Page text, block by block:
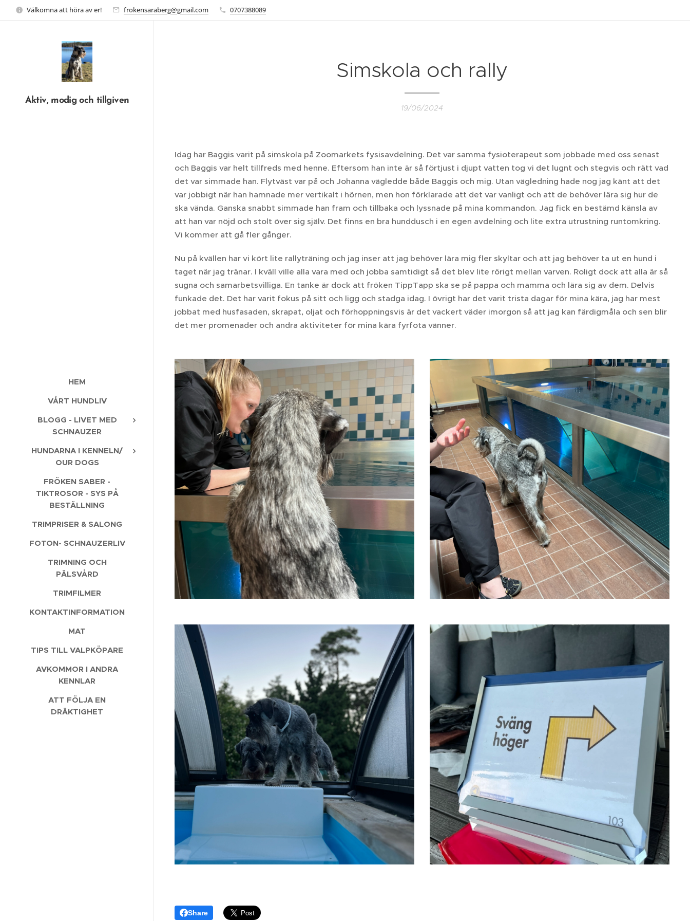
Välkomna att höra av er! frokensaraberg@gmail.com 0707388089
Aktiv, modig och tillgiven
HEM
VÅRT HUNDLIV
BLOGG - LIVET MED
SCHNAUZER
HUNDARNA I KENNELN/
OUR DOGS
FRÖKEN SABER -
TIKTROSOR - SYS PÅ
BESTÄLLNING
TRIMPRISER & SALONG
FOTON- SCHNAUZERLIV
TRIMNING OCH
PÄLSVÅRD
TRIMFILMER
KONTAKTINFORMATION
MAT
TIPS TILL VALPKÖPARE
AVKOMMOR I ANDRA
KENNLAR
ATT FÖLJA EN
DRÄKTIGHET
Simskola och rally
19/06/2024
Idag har Baggis varit på simskola på Zoomarkets fysisavdelning. Det var samma fysioterapeut som jobbade med oss senast
och Baggis var helt tillfreds med henne. Eftersom han inte är så förtjust i djupt vatten tog vi det lugnt och stegvis och rätt vad
det var simmade han. Flytväst var på och Johanna vägledde både Baggis och mig. Utan vägledning hade nog jag känt att det
var jobbigt när han hamnade mer vertikalt i hörnen, men hon förklarade att det var vanligt och att de behöver lära sig hur de
ska vända. Ganska snabbt simmade han fram och tillbaka och lyssnade på mina kommandon. Jag fick en bestämd känsla av
att han var nöjd och stolt över sig själv. Det finns en bra hunddusch i en egen avdelning och lite extra utrustning runtomkring.
Vi kommer att gå fler gånger.
Nu på kvällen har vi kört lite rallyträning och jag inser att jag behöver lära mig fler skyltar och att jag behöver ta ut en hund i
taget när jag tränar. I kväll ville alla vara med och jobba samtidigt så det blev lite rörigt mellan varven. Roligt dock att alla är så
sugna och samarbetsvilliga. En tanke är dock att fröken TippTapp ska se på pappa och mamma och lära sig av dem. Delvis
funkade det. Det har varit fokus på sitt och ligg och stadga idag. I övrigt har det varit trista dagar för mina kära, jag har mest
jobbat med husfasaden, skrapat, oljat och förhoppningsvis är det vackert väder imorgon så att jag kan färdigmåla och sen blir
det mer promenader och andra aktiviteter för mina kära fyrfota vänner.
Share